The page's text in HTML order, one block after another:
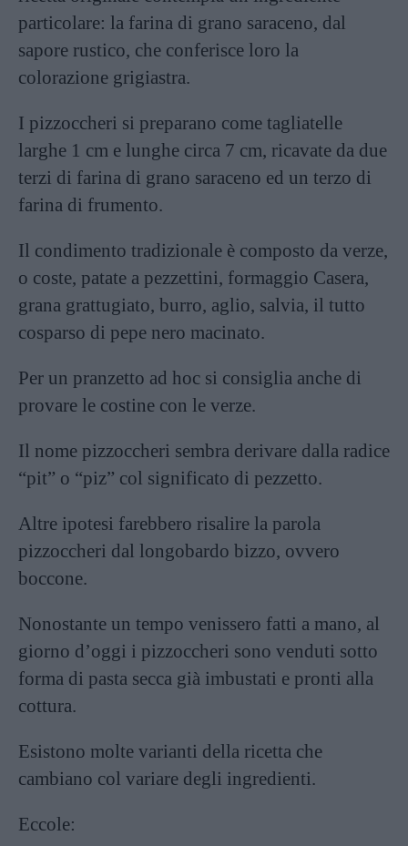
particolare: la farina di grano saraceno, dal
sapore rustico, che conferisce loro la
colorazione grigiastra.
I pizzoccheri si preparano come tagliatelle
larghe 1 cm e lunghe circa 7 cm, ricavate da due
terzi di farina di grano saraceno ed un terzo di
farina di frumento.
Il condimento tradizionale è composto da verze,
o coste, patate a pezzettini, formaggio Casera,
grana grattugiato, burro, aglio, salvia, il tutto
cosparso di pepe nero macinato.
Per un pranzetto ad hoc si consiglia anche di
provare le costine con le verze.
Il nome pizzoccheri sembra derivare dalla radice
“pit” o “piz” col significato di pezzetto.
Altre ipotesi farebbero risalire la parola
pizzoccheri dal longobardo bizzo, ovvero
boccone.
Nonostante un tempo venissero fatti a mano, al
giorno d’oggi i pizzoccheri sono venduti sotto
forma di pasta secca già imbustati e pronti alla
cottura.
Esistono molte varianti della ricetta che
cambiano col variare degli ingredienti.
Eccole: